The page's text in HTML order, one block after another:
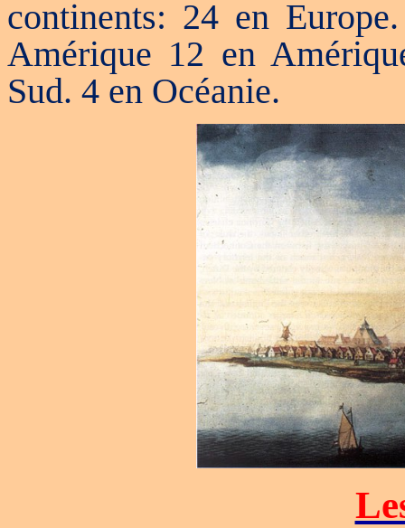
continents: 24 en
Amérique 12 en
Sud. 4 en Océanie.